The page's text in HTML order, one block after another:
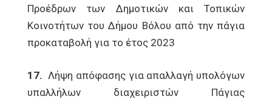
Προέδρων των Δημοτικών και Τοπικών
Κοινοτήτων του Δήμου Βόλου από την πάγια
προκαταβολή για το έτος 2023
17. Λήψη απόφασης για απαλλαγή υπολόγων
υπαλλήλων διαχειριστών Πάγιας